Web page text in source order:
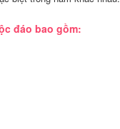
đáo bao gồm: